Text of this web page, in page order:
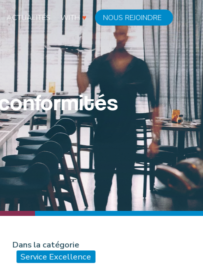
ACTUALITÉS WITH♥ NOUS REJOINDRE
Dans la catégorie
Service Excellence